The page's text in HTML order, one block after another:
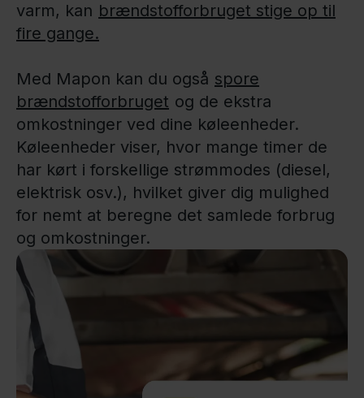
varm, kan brændstofforbruget stige op til
fire gange.
Med Mapon kan du også spore
brændstofforbruget og de ekstra
omkostninger ved dine køleenheder.
Køleenheder viser, hvor mange timer de
har kørt i forskellige strømmodes (diesel,
elektrisk osv.), hvilket giver dig mulighed
for nemt at beregne det samlede forbrug
og omkostninger.